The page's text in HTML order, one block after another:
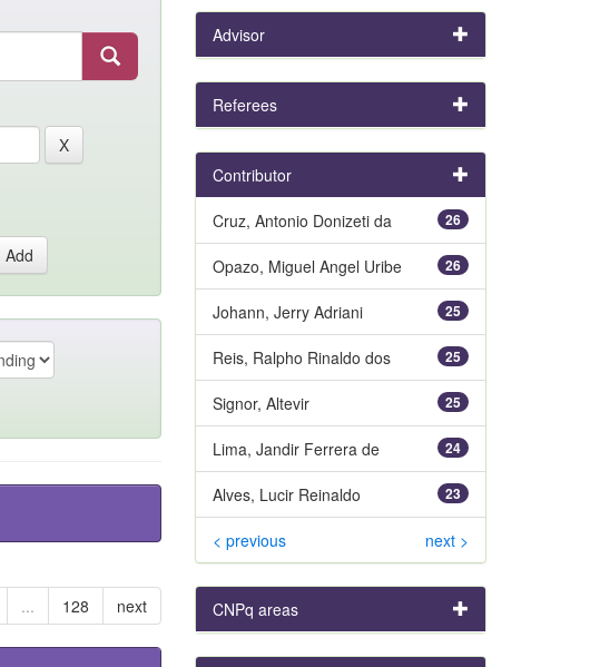
... 128 next
Advisor
Referees
Contributor
26
Cruz, Antonio Donizeti da
26
Opazo, Miguel Angel Uribe
25
Johann, Jerry Adriani
25
Reis, Ralpho Rinaldo dos
25
Signor, Altevir
24
Lima, Jandir Ferrera de
23
Alves, Lucir Reinaldo
< previous next >
CNPq areas